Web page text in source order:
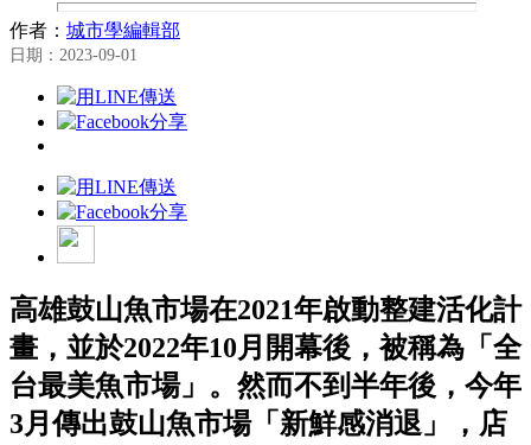
作者： 城市學編輯部
日期：2023-09-01
高雄鼓山魚市場在2021年啟動整建活化計
畫，並於2022年10月開幕後，被稱為「全
台最美魚市場」。然而不到半年後，今年
3月傳出鼓山魚市場「新鮮感消退」，店